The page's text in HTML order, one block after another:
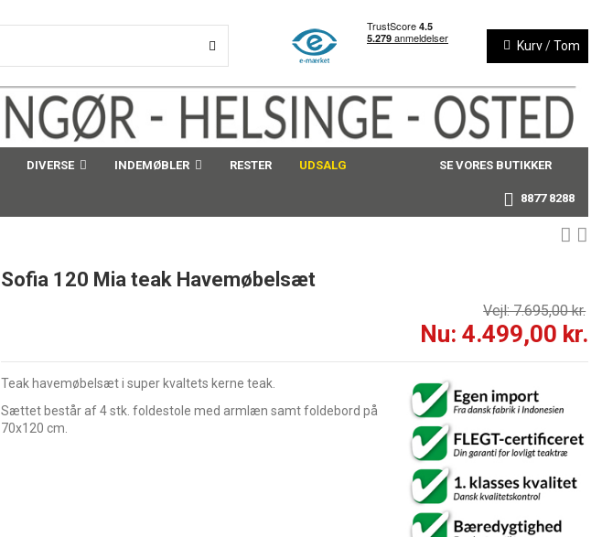
Kurv/Tom
DIVERSE INDEMØBLER SE VORES BUTIKKER
RESTER UDSALG
8877 8288
Sofia 120 Mia teak Havemøbelsæt
Vejl: 7.695,00 kr.
Nu: 4.499,00 kr.
Teak havemøbelsæt i super kvaltets kerne teak.
Sættet består af 4 stk. foldestole med armlæn samt foldebord på
70x120 cm.